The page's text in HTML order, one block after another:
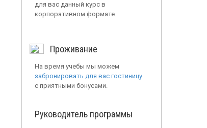
для вас данный курс в
корпоративном формате.
Проживание
На время учебы мы можем
забронировать для вас гостиницу
с приятными бонусами.
Руководитель программы